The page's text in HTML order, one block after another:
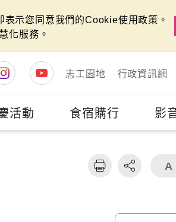
示您同意我們的Cookie使用政策。
化服務。
志工園地
行政資訊網
活動 食宿購行 影